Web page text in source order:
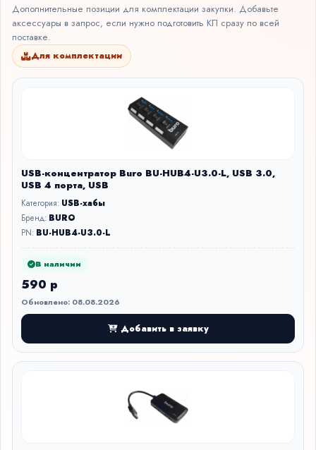
Дополнительные позиции для комплектации закупки. Добавьте
аксессуары в запрос, если нужно подготовить КП сразу по всей
поставке.
Для комплектации
USB-концентратор Buro BU-HUB4-U3.0-L, USB 3.0,
USB 4 порта, USB
Категория: USB-хабы
Бренд: BURO
PN: BU-HUB4-U3.0-L
В наличии
590 р
Обновлено: 08.08.2026
Добавить в заявку